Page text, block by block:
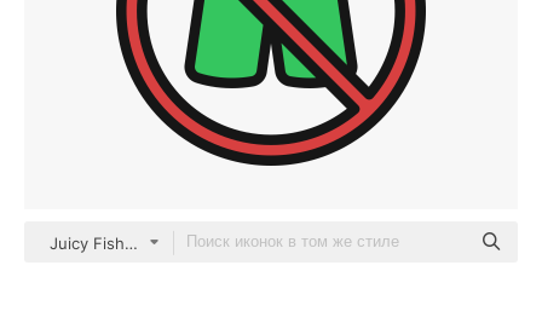
Juicy Fish Lineal color